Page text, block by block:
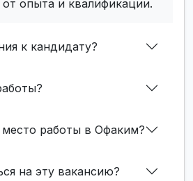
опыта и квалификации.
к кандидату?
место работы в Офаким?
на эту вакансию?